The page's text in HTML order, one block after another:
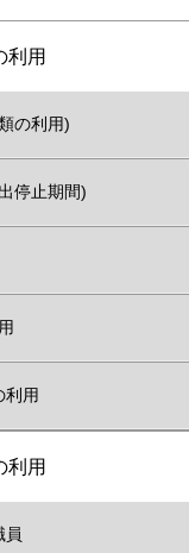
利用
の利用)
停止期間)
利用
利用
員